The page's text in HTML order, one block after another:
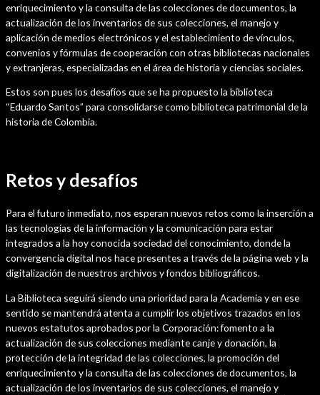
enriquecimiento y la consulta de las colecciones de documentos, la
actualización de los inventarios de sus colecciones, el manejo y
aplicación de medios electrónicos y el establecimiento de vínculos,
convenios y fórmulas de cooperación con otras bibliotecas nacionales
y extranjeras, especializadas en el área de historia y ciencias sociales.
Estos son pues los desafíos que se ha propuesto la biblioteca
“Eduardo Santos” para consolidarse como biblioteca patrimonial de la
historia de Colombia.
Retos y desafíos
Para el futuro inmediato, nos esperan nuevos retos como la inserción a
las tecnologías de la información y la comunicación para estar
integrados a la hoy conocida sociedad del conocimiento, donde la
convergencia digital nos hace presentes a través de la página web y la
digitalización de nuestros archivos y fondos bibliográficos.
La Biblioteca seguirá siendo una prioridad para la Academia y en ese
sentido se mantendrá atenta a cumplir los objetivos trazados en los
nuevos estatutos aprobados por la Corporación: fomento a la
actualización de sus colecciones mediante canje y donación, la
protección de la integridad de las colecciones, la promoción del
enriquecimiento y la consulta de las colecciones de documentos, la
actualización de los inventarios de sus colecciones, el manejo y